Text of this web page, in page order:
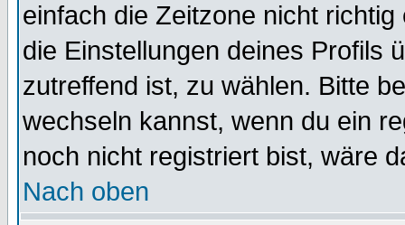
einfach die Zeitzone nicht
die Einstellungen deines Profils
zutreffend ist, zu wählen. Bitte
wechseln kannst, wenn du ein
noch nicht registriert bist, wäre
Nach oben